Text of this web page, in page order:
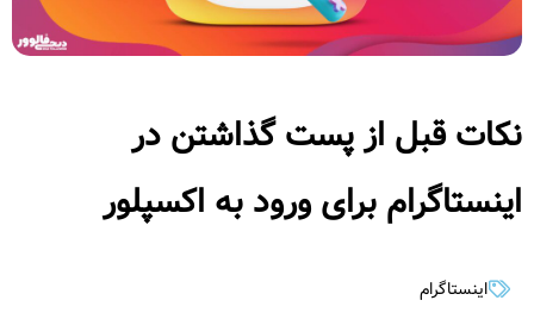
نکات قبل از پست گذاشتن در
اینستاگرام برای ورود به اکسپلور
اینستاگرام